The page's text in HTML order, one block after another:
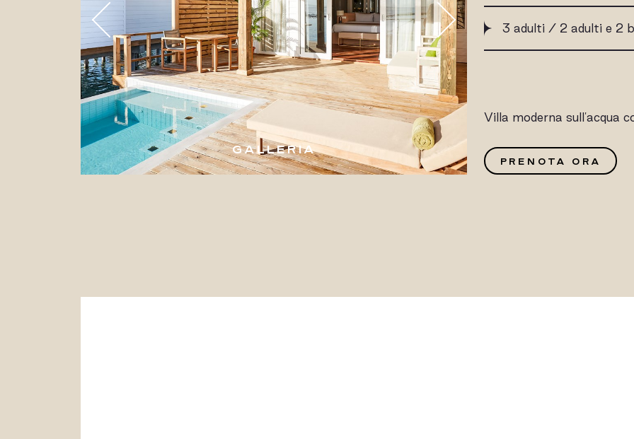
GALLERIA
3 adulti / 2 adulti e 2
Villa moderna sull'acqua
PRENOTA ORA